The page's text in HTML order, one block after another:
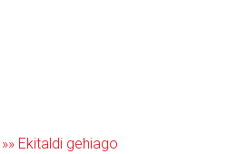
»» Ekitaldi gehiago